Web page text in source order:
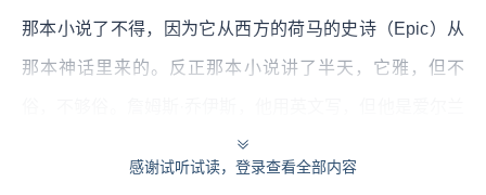
那本小说了不得，因为它从西方的荷马的史诗（Epic）从
那本神话里来的。反正那本小说讲了半天，它雅，但不
人，我问过爱尔兰的朋友，我说你们那么了不起的一本小
感谢试听试读，登录查看全部内容